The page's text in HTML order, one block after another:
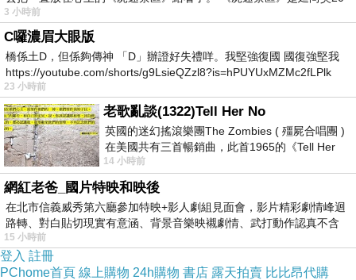
來進展它的進程，既然開始了進程這病菌就得非
好好地攻城掠地一番然後才收兵。
不同於以往的第一代[武漢肺炎]，[武漢肺炎]病毒
是攻擊肺臟，造成肺部浸潤窒息而死。現在的[歐
米克朗]是病菌一直減毒變異成
低毒性的[歐米克
朗病毒]，而通常疫苗的製作就是將病毒殺死或以
低劑量病毒來做成疫苗的，而這就是一般要大家
接受感染[歐米克朗]來達成集體免疫的說法。只
是人多了，體質的不同針對同一種病毒的反應就
難免出現極端反應的機率。好了，如果行文到這
裡，還是用陳時中說話的模式作結，那就浪費了
3 小時前
C囉濃眉大眼版
橋係土D，但係夠傳神 「D」辦證好失禮咩。我堅強復國 國復強堅我
https://youtube.com/shorts/g9LsieQZzl8?is=hPUYUxMZMc2fLPlk
23 小時前
老歌亂談(1322)Tell Her No
英國的迷幻搖滾樂團The Zombies ( 殭屍合唱團 )
在美國共有三首暢銷曲，此首1965的《Tell Her
No》即為其中之一，在告示牌百大單曲
14 小時前
網紅老爸_國片特映和映後
在北市信義威秀第六廳參加特映+影人劇組見面會，影片精彩劇情峰迴
路轉、對白貼切現實有意涵、背景音樂映襯劇情、武打動作認真不含
糊、
15 小時前
登入 註冊
PChome首頁 線上購物 24h購物 書店 露天拍賣 比比昂代購